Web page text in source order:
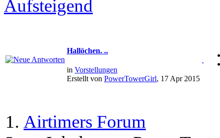
Aufsteigend
Hallöchen. ..
in Vorstellungen
Erstellt von PowerTowerGirl, 17 Apr 2015
Airtimers Forum